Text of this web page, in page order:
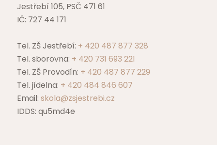
Jestřebí 105, PSČ 471 61
IČ: 727 44 171
Tel. ZŠ Jestřebí: + 420 487 877 328
Tel. sborovna: + 420 731 693 221
Tel. ZŠ Provodín: + 420 487 877 229
Tel. jídelna: + 420 484 846 607
Email: skola@zsjestrebi.cz
IDDS: qu5md4e